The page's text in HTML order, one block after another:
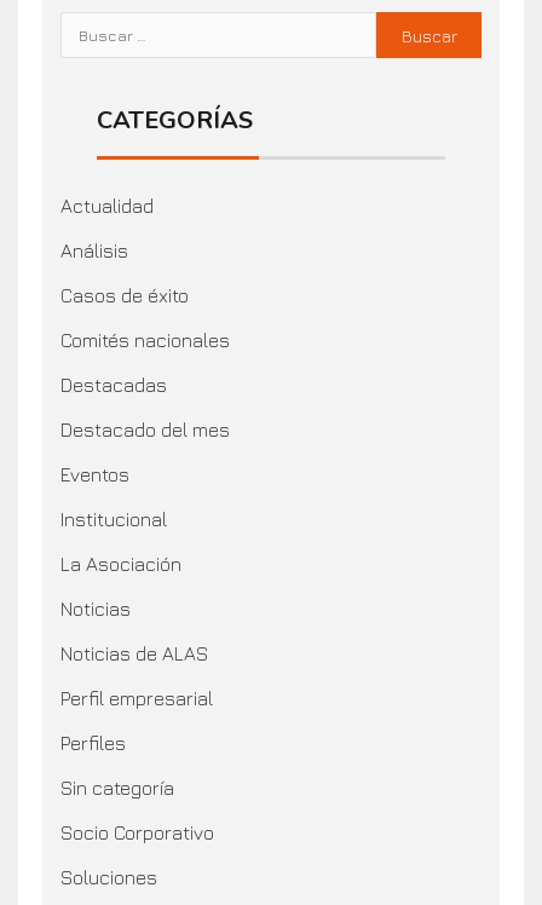
CATEGORÍAS
Actualidad
Análisis
Casos de éxito
Comités nacionales
Destacadas
Destacado del mes
Eventos
Institucional
La Asociación
Noticias
Noticias de ALAS
Perfil empresarial
Perfiles
Sin categoría
Socio Corporativo
Soluciones